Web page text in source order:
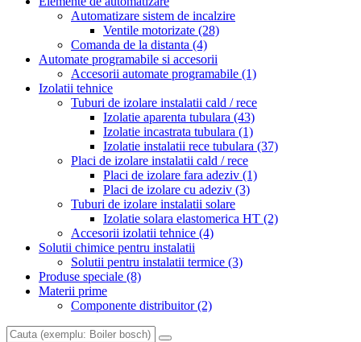
Automatizare sistem de incalzire
Ventile motorizate (28)
Comanda de la distanta (4)
Automate programabile si accesorii
Accesorii automate programabile (1)
Izolatii tehnice
Tuburi de izolare instalatii cald / rece
Izolatie aparenta tubulara (43)
Izolatie incastrata tubulara (1)
Izolatie instalatii rece tubulara (37)
Placi de izolare instalatii cald / rece
Placi de izolare fara adeziv (1)
Placi de izolare cu adeziv (3)
Tuburi de izolare instalatii solare
Izolatie solara elastomerica HT (2)
Accesorii izolatii tehnice (4)
Solutii chimice pentru instalatii
Solutii pentru instalatii termice (3)
Produse speciale (8)
Materii prime
Componente distribuitor(2)